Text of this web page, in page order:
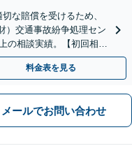
な賠償を受けるため、
）交通事故紛争処理セン
の相談実績。【初回相談
】
料金表を見る
メールでお問い合わせ